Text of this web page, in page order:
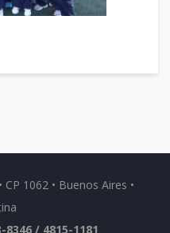
CP 1062 • Buenos Aires •
8346 / 4815-1181